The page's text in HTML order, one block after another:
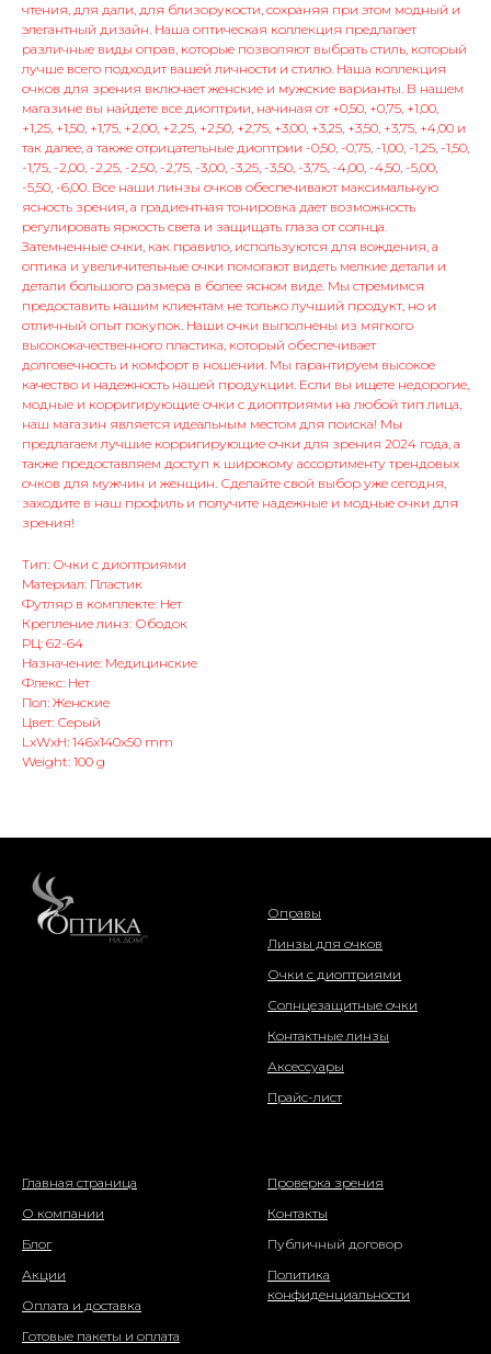
чтения, для дали, для близорукости, сохраняя при этом модный и
элегантный дизайн. Наша оптическая коллекция предлагает
различные виды оправ, которые позволяют выбрать стиль, который
лучше всего подходит вашей личности и стилю. Наша коллекция
очков для зрения включает женские и мужские варианты. В нашем
магазине вы найдете все диоптрии, начиная от +0,50, +0,75, +1,00,
+1,25, +1,50, +1,75, +2,00, +2,25, +2,50, +2,75, +3,00, +3,25, +3,50, +3,75, +4,00 и
так далее, а также отрицательные диоптрии -0,50, -0,75, -1,00, -1,25, -1,50,
-1,75, -2,00, -2,25, -2,50, -2,75, -3,00, -3,25, -3,50, -3,75, -4,00, -4,50, -5,00,
-5,50, -6,00. Все наши линзы очков обеспечивают максимальную
ясность зрения, а градиентная тонировка дает возможность
регулировать яркость света и защищать глаза от солнца.
Затемненные очки, как правило, используются для вождения, а
оптика и увеличительные очки помогают видеть мелкие детали и
детали большого размера в более ясном виде. Мы стремимся
предоставить нашим клиентам не только лучший продукт, но и
отличный опыт покупок. Наши очки выполнены из мягкого
высококачественного пластика, который обеспечивает
долговечность и комфорт в ношении. Мы гарантируем высокое
качество и надежность нашей продукции. Если вы ищете недорогие,
модные и корригирующие очки с диоптриями на любой тип лица,
наш магазин является идеальным местом для поиска! Мы
предлагаем лучшие корригирующие очки для зрения 2024 года, а
также предоставляем доступ к широкому ассортименту трендовых
очков для мужчин и женщин. Сделайте свой выбор уже сегодня,
заходите в наш профиль и получите надежные и модные очки для
зрения!
Тип: Очки с диоптриями
Материал: Пластик
Футляр в комплекте: Нет
Крепление линз: Ободок
РЦ: 62-64
Назначение: Медицинские
Флекс: Нет
Пол: Женские
Цвет: Серый
LxWxH: 146x140x50 mm
Weight: 100 g
Оправы
Линзы для очков
Очки с диоптриями
Солнцезащитные очки
Контактные линзы
Аксессуары
Прайс-лист
Главная страница
О компании
Блог
Акции
Оплата и доставка
Готовые пакеты и оплата
Проверка зрения
Контакты
Публичный договор
Политика
конфиденциальности